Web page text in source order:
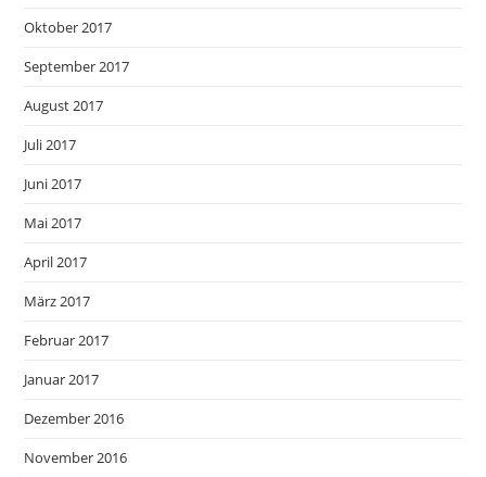
Oktober 2017
September 2017
August 2017
Juli 2017
Juni 2017
Mai 2017
April 2017
März 2017
Februar 2017
Januar 2017
Dezember 2016
November 2016